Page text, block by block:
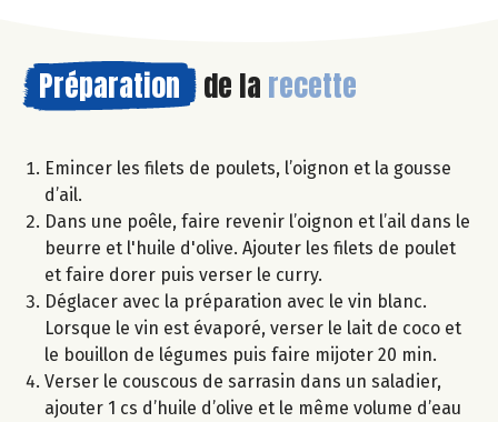
Préparation de la recette
Emincer les filets de poulets, l’oignon et la gousse
d’ail.
Dans une poêle, faire revenir l’oignon et l’ail dans le
beurre et l'huile d'olive. Ajouter les filets de poulet
et faire dorer puis verser le curry.
Déglacer avec la préparation avec le vin blanc.
Lorsque le vin est évaporé, verser le lait de coco et
le bouillon de légumes puis faire mijoter 20 min.
Verser le couscous de sarrasin dans un saladier,
ajouter 1 cs d’huile d’olive et le même volume d’eau